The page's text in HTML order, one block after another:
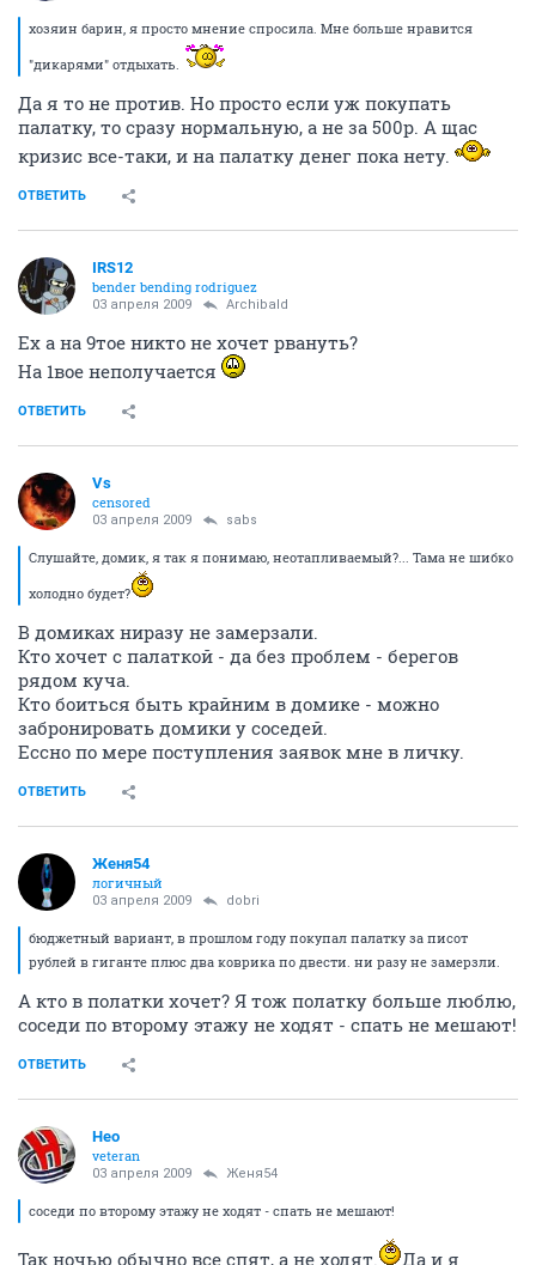
хозяин барин, я просто мнение спросила. Мне больше нравится
"дикарями" отдыхать.
Да я то не против. Но просто если уж покупать
палатку, то сразу нормальную, а не за 500р. А щас
кризис все-таки, и на палатку денег пока нету.
ОТВЕТИТЬ
IRS12
bender bending rodriguez
03 апреля 2009 Archibald
Ех а на 9тое никто не хочет рвануть?
На 1вое неполучается
ОТВЕТИТЬ
Vs
censored
03 апреля 2009 sabs
Слушайте, домик, я так я понимаю, неотапливаемый?... Тама не шибко
холодно будет?
В домиках ниразу не замерзали.
Кто хочет с палаткой - да без проблем - берегов
рядом куча.
Кто боиться быть крайним в домике - можно
забронировать домики у соседей.
Ессно по мере поступления заявок мне в личку.
ОТВЕТИТЬ
Женя54
логичный
03 апреля 2009 dobri
бюджетный вариант, в прошлом году покупал палатку за писот
рублей в гиганте плюс два коврика по двести. ни разу не замерзли.
А кто в полатки хочет? Я тож полатку больше люблю,
соседи по второму этажу не ходят - спать не мешают!
ОТВЕТИТЬ
Heo
veteran
03 апреля 2009 Женя54
соседи по второму этажу не ходят - спать не мешают!
Так ночью обычно все спят, а не ходят. Да и я